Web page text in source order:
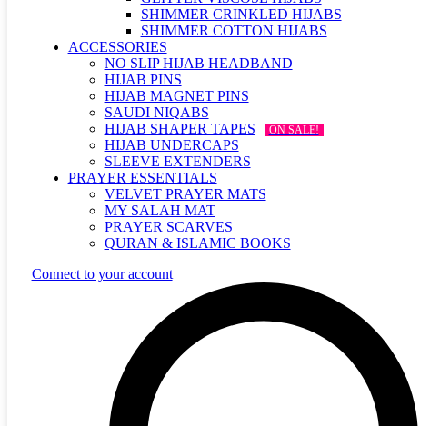
SHIMMER CRINKLED HIJABS
SHIMMER COTTON HIJABS
ACCESSORIES
NO SLIP HIJAB HEADBAND
HIJAB PINS
HIJAB MAGNET PINS
SAUDI NIQABS
HIJAB SHAPER TAPES
ON SALE!
HIJAB UNDERCAPS
SLEEVE EXTENDERS
PRAYER ESSENTIALS
VELVET PRAYER MATS
MY SALAH MAT
PRAYER SCARVES
QURAN & ISLAMIC BOOKS
Connect to your account